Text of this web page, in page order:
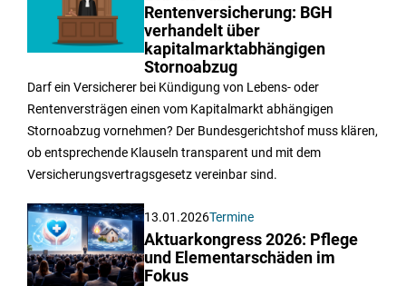
Rentenversicherung: BGH
verhandelt über
kapitalmarktabhängigen
Stornoabzug
Darf ein Versicherer bei Kündigung von Lebens- oder
Rentenversträgen einen vom Kapitalmarkt abhängigen
Stornoabzug vornehmen? Der Bundesgerichtshof muss klären,
ob entsprechende Klauseln transparent und mit dem
Versicherungsvertragsgesetz vereinbar sind.
13.01.2026Termine
Aktuarkongress 2026: Pflege
und Elementarschäden im
Fokus